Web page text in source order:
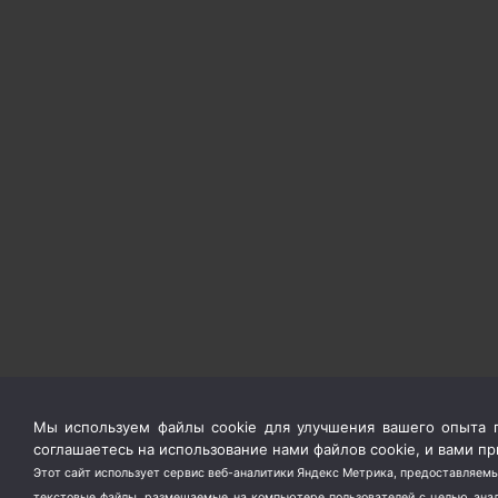
Мы используем файлы cookie для улучшения вашего опыта
соглашаетесь на использование нами файлов cookie, и вами
Этот сайт использует сервис веб-аналитики Яндекс Метрика,